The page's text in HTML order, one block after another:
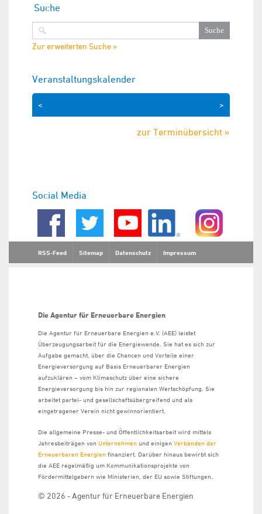
Suche
Zur erweiterten Suche »
Veranstaltungskalender
>
<
zur Terminübersicht »
Social Media
RSS-Feed Sitemap Datenschutz Impressum
Die Agentur für Erneuerbare Energien
Die Agentur für Erneuerbare Energien e.V. (AEE) leistet
Überzeugungsarbeit für die Energiewende. Sie hat es sich zur
Aufgabe gemacht, über die Chancen und Vorteile einer
Energieversorgung auf Basis Erneuerbarer Energien
aufzuklären – vom Klimaschutz über eine sichere
Energieversorgung bis hin zur regionalen Wertschöpfung. Sie
arbeitet partei- und gesellschaftsübergreifend und als
eingetragener Verein nicht gewinnorientiert.
Die allgemeine Presse- und Öffentlichkeitsarbeit wird mittels
Jahresbeiträgen von Unternehmen und einigen Verbänden der
Erneuerbaren Energien finanziert. Darüber hinaus bewirbt sich
die AEE regelmäßig um Kommunikationsprojekte von
Fördermittelgebern wie Ministerien, der EU sowie Stiftungen.
© 2026 - Agentur für Erneuerbare Energien